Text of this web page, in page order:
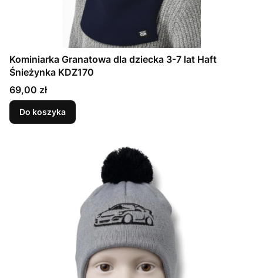
Kominiarka Granatowa dla dziecka 3-7 lat Haft
Śnieżynka KDZ170
Cena
69,00 zł
Do koszyka